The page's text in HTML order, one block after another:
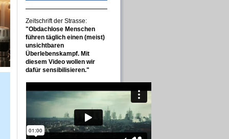
Zeitschrift der Strasse:
"Obdachlose Menschen
führen täglich einen (meist)
unsichtbaren
Überlebenskampf. Mit
diesem Video wollen wir
dafür sensibilisieren."